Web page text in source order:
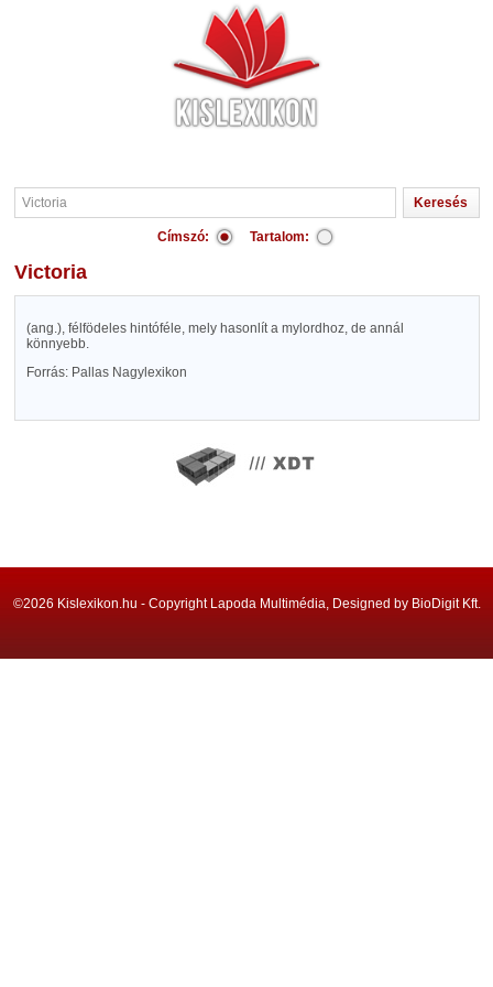
Címszó: Tartalom:
Victoria
(ang.), félfödeles hintóféle, mely hasonlít a mylordhoz, de annál
könnyebb.
Forrás: Pallas Nagylexikon
©2026 Kislexikon.hu - Copyright Lapoda Multimédia, Designed by BioDigit Kft.